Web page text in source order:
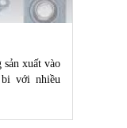
xuất vào
với nhiều